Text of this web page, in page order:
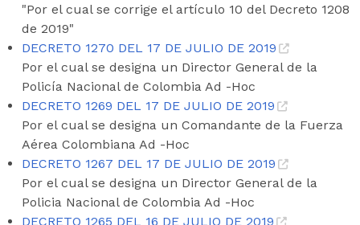
"Por el cual se corrige el artículo 10 del Decreto 1208
de 2019"
DECRETO 1270 DEL 17 DE JULIO DE 2019
Por el cual se designa un Director General de la
Policía Nacional de Colombia Ad -Hoc
DECRETO 1269 DEL 17 DE JULIO DE 2019
Por el cual se designa un Comandante de la Fuerza
Aérea Colombiana Ad -Hoc
DECRETO 1267 DEL 17 DE JULIO DE 2019
Por el cual se designa un Director General de la
Policia Nacional de Colombia Ad -Hoc
DECRETO 1265 DEL 16 DE JULIO DE 2019